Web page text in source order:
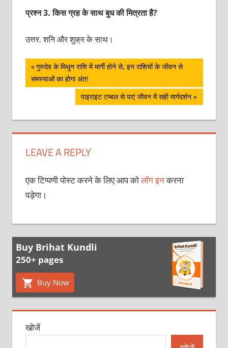
प्रश्‍न 3. किस ग्रह के साथ बुध की मित्रता है?
उत्तर. शनि और शुक्र के साथ।
पोस्ट
नेविगेशन
Previous
Post:
गुरुदेव के मिथुन राशि में मार्गी होने से, इन राशियों के जीवन से
समस्याओं का होगा अंत!
Next
पाइराइट टम्बल से पाएं जीवन में सही मार्गदर्शन
LEAVE A REPLY
एक टिप्पणी पोस्ट करने के लिए आप कोलॉग इनकरना
पड़ेगा।
Buy Brihat Kundli
250+ pages
Buy Now
खोजें